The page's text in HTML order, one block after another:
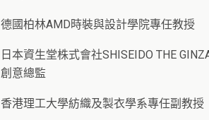
德國柏林AMD時裝與設計學院專任教授
日本資生堂株式會社SHISEIDO THE
創意總監
香港理工大學紡織及製衣學系專任副教授